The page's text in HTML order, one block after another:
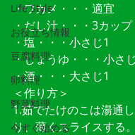
Life Style
お役立ち情報
豆腐料理
卵料理
野菜料理
今すぐ始める
・ワカメ・・・適宜
・だし汁・・・3カップ
・塩・・・小さじ1
・しょうゆ・・・小さ
・酒・・・大さじ1
＜作り方＞
1.茹でたけのこは湯通
り、薄くスライスする